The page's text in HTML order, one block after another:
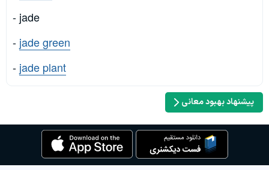
- jade
- jade green
- jade plant
پیشنهاد بهبود معانی